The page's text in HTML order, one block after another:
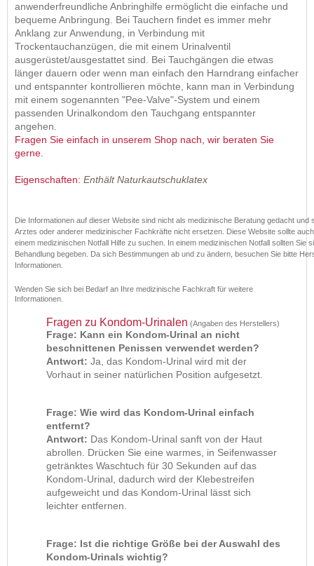
anwenderfreundliche Anbringhilfe ermöglicht die einfache und
bequeme Anbringung. Bei Tauchern findet es immer mehr
Anklang zur Anwendung, in Verbindung mit
Trockentauchanzügen, die mit einem Urinalventil
ausgerüstet/ausgestattet sind. Bei Tauchgängen die etwas
länger dauern oder wenn man einfach den Harndrang einfacher
und entspannter kontrollieren möchte, kann man in Verbindung
mit einem sogenannten "Pee-Valve"-System und einem
passenden Urinalkondom den Tauchgang entspannter
angehen.
Fragen Sie einfach in unserem Shop nach, wir beraten Sie
gerne.
Eigenschaften: Enthält Naturkautschuklatex
Die Informationen auf dieser Website sind nicht als medizinische Beratung gedacht und
Arztes oder anderer medizinischer Fachkräfte nicht ersetzen. Diese Website sollte
einem medizinischen Notfall Hilfe zu suchen. In einem medizinischen Notfall sollten Sie
Behandlung begeben. Da sich Bestimmungen ab und zu ändern, besuchen Sie bitte
Informationen.
Wenden Sie sich bei Bedarf an Ihre medizinische Fachkraft für weitere
Informationen.
Fragen zu Kondom-Urinalen (Angaben des Herstellers)
Frage: Kann ein Kondom-Urinal an nicht
beschnittenen Penissen verwendet werden?
Antwort: Ja, das Kondom-Urinal wird mit der
Vorhaut in seiner natürlichen Position aufgesetzt.
Frage: Wie wird das Kondom-Urinal einfach
entfernt?
Antwort: Das Kondom-Urinal sanft von der Haut
abrollen. Drücken Sie eine warmes, in Seifenwasser
getränktes Waschtuch für 30 Sekunden auf das
Kondom-Urinal, dadurch wird der Klebestreifen
aufgeweicht und das Kondom-Urinal lässt sich
leichter entfernen.
Frage: Ist die richtige Größe bei der Auswahl des
Kondom-Urinals wichtig?